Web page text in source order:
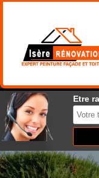
Etre